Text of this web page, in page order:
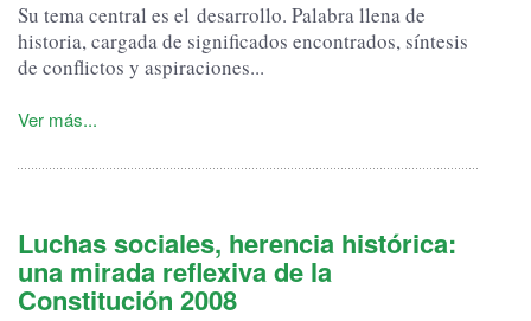
Su tema central es el desarrollo. Palabra llena de
historia, cargada de significados encontrados, síntesis
de conflictos y aspiraciones...
Ver más...
Luchas sociales, herencia histórica:
una mirada reflexiva de la
Constitución 2008